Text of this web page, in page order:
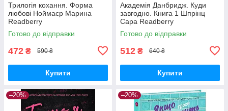
Трилогія кохання. Форма
любові Ноймаєр Марина
Readberry
Готово до відправки
472 ₴ 590 ₴
Купити
Академія Данбридж. Куди
завгодно. Книга 1 Шпрінц
Сара Readberry
Готово до відправки
512 ₴ 640 ₴
Купити
–20% –20%